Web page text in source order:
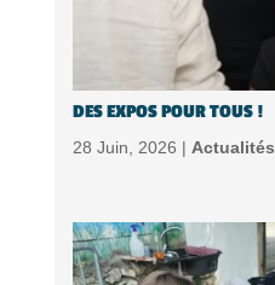
DES EXPOS POUR TOUS !
28 Juin, 2026 | Actualités